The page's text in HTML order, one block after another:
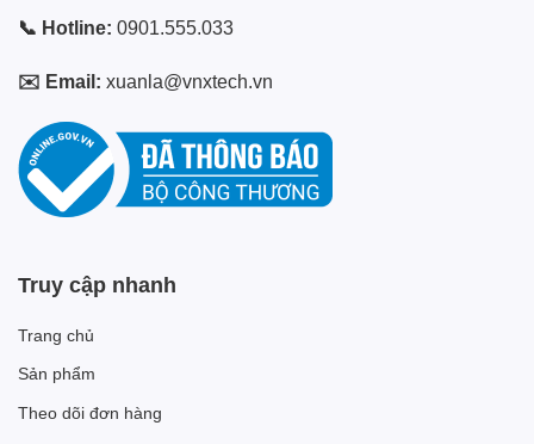
📞 Hotline: 0901.555.033
✉️ Email: xuanla@vnxtech.vn
Truy cập nhanh
Trang chủ
Sản phẩm
Theo dõi đơn hàng